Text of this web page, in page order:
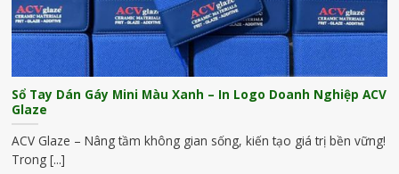
Sổ Tay Dán Gáy Mini Màu Xanh – In Logo Doanh Nghiệp ACV
Glaze
ACV Glaze – Nâng tầm không gian sống, kiến tạo giá trị bền vững!
Trong [...]